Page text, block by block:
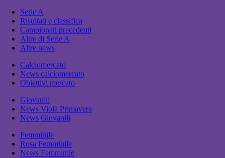
Serie A
Risultati e classifica
Campionati precedenti
Altre di Serie A
Altre news
Calciomercato
News calciomercato
Obiettivi mercato
Giovanili
News Viola Primavera
News Giovanili
Femminile
Rosa Femminile
News Femminile